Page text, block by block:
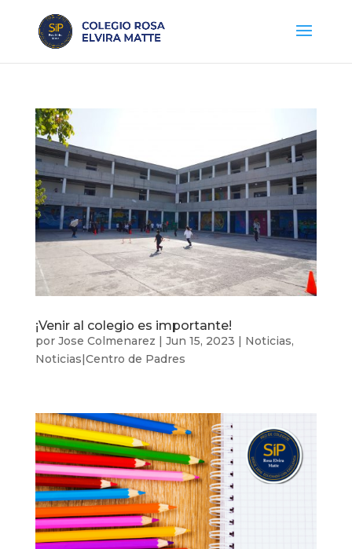
¡Venir al colegio es importante!
por Jose Colmenarez | Jun 15, 2023 | Noticias,
Noticias|Centro de Padres